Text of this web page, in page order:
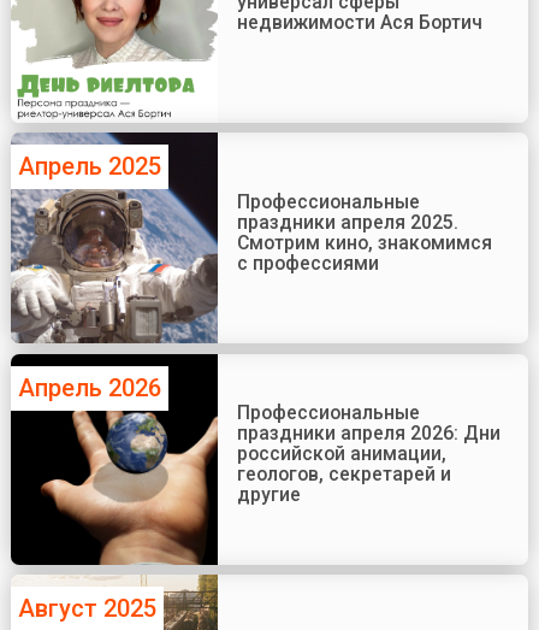
недвижимости Ася Бортич
Апрель 2025
Профессиональные
праздники апреля 2025.
Смотрим кино, знакомимся
с профессиями
Апрель 2026
Профессиональные
праздники апреля 2026: Дни
российской анимации,
геологов, секретарей и
другие
Август 2025